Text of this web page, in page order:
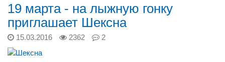
19 марта - на лыжную гонку
приглашает Шексна
15.03.2016 2362 2